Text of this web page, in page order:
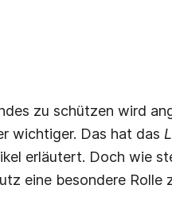
zu schützen wird
wichtiger. Das hat das
erläutert. Doch wie
eine besondere Rolle